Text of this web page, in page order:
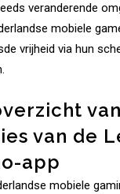
veranderende
mobiele
vrijheid via hun
van de
app
mobiele